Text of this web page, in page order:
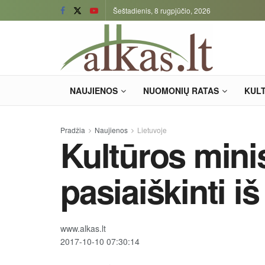
Šeštadienis, 8 rugpjūčio, 2026
NAUJIENOS NUOMONIŲ RATAS
Pradžia Naujienos Lietuvoje
Kultūros
pasiaiškinti
www.alkas.lt
2017-10-10 07:30:14